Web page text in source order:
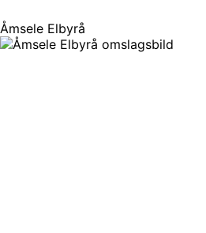
Åmsele Elbyrå